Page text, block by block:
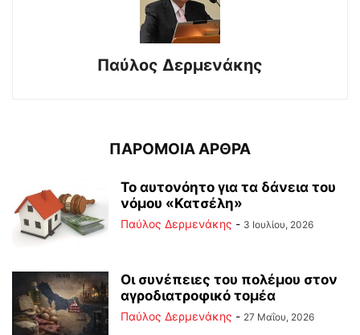
Παύλος Δερμενάκης
ΠΑΡΟΜΟΙΑ ΑΡΘΡΑ
Το αυτονόητο για τα δάνεια του
νόμου «Κατσέλη»
Παύλος Δερμενάκης - 3 Ιουλίου, 2026
Οι συνέπειες του πολέμου στoν
αγροδιατροφικό τομέα
Παύλος Δερμενάκης - 27 Μαΐου, 2026